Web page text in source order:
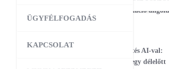
ÜGYFÉLFOGADÁS
KAPCSOLAT
Magabiztos üzleti kommunikáció
– 2 napos workshop
25
Workshop – Facebook hirdetés AI-val:
szövegtől a kész kampányig egy délelőtt